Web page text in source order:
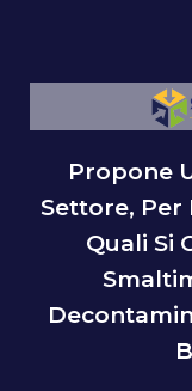
Propone
Settore, Per
Quali Si